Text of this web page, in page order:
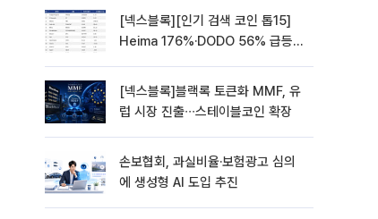
[넥스블록][인기 검색 코인 톱15]
Heima 176%·DODO 56% 급등…
[넥스블록]블랙록 토큰화 MMF, 유
럽 시장 진출∙∙∙스테이블코인 확장
손보협회, 과실비율·보험광고 심의
에 생성형 AI 도입 추진